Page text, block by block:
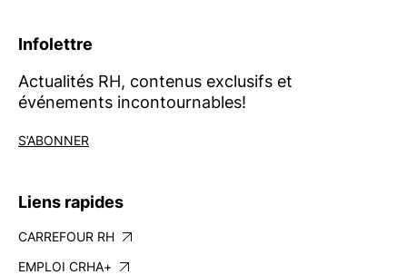
Infolettre
Actualités RH, contenus exclusifs et
événements incontournables!
S’ABONNER
Liens rapides
CARREFOUR RH
EMPLOI CRHA+